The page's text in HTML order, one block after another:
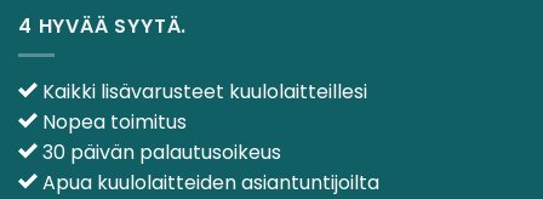
4 HYVÄÄ SYYTÄ.
Kaikki lisävarusteet kuulolaitteillesi
Nopea toimitus
30 päivän palautusoikeus
Apua kuulolaitteiden asiantuntijoilta